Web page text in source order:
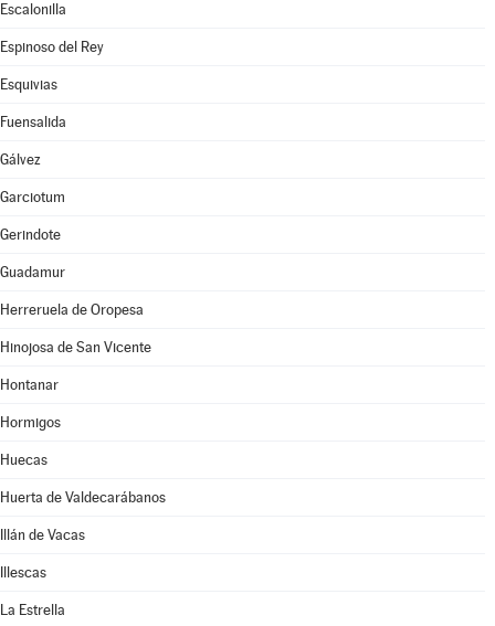
Escalonilla
Espinoso del Rey
Esquivias
Fuensalida
Gálvez
Garciotum
Gerindote
Guadamur
Herreruela de Oropesa
Hinojosa de San Vicente
Hontanar
Hormigos
Huecas
Huerta de Valdecarábanos
Illán de Vacas
Illescas
La Estrella